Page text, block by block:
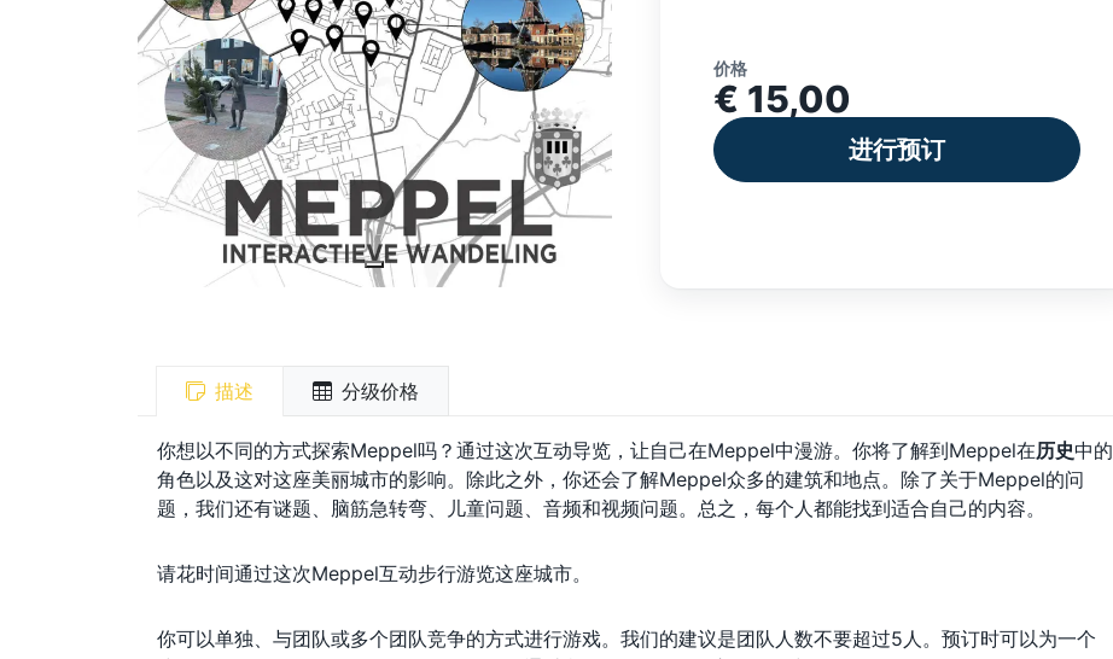
价格
€ 15,00
进行预订
描述 分级价格
你想以不同的方式探索Meppel吗？通过这次互动导览，让自己在Meppel中漫游。你将了解到Meppel在历史中的
角色以及这对这座美丽城市的影响。除此之外，你还会了解Meppel众多的建筑和地点。除了关于Meppel的问
题，我们还有谜题、脑筋急转弯、儿童问题、音频和视频问题。总之，每个人都能找到适合自己的内容。
请花时间通过这次Meppel互动步行游览这座城市。
你可以单独、与团队或多个团队竞争的方式进行游戏。我们的建议是团队人数不要超过5人。预订时可以为一个